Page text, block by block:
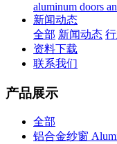
aluminum doors
新闻动态
全部 新闻动态
资料下载
联系我们
产品展示
全部
铝合金纱窗